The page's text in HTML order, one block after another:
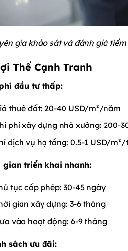
gia khảo sát và đánh giá
Thế Cạnh Tranh
đầu tư thấp:
thuê đất: 20-40 USD/m²/năm
phí xây dựng nhà xưởng: 200-
dịch vụ hạ tầng: 0.5-1 USD/
gian triển khai nhanh:
tục cấp phép: 30-45 ngày
gian xây dựng: 3-6 tháng
vào hoạt động: 6-9 tháng
sách ưu đãi: